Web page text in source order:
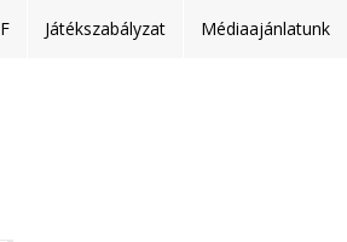
Játékszabályzat Médiaajánlatunk